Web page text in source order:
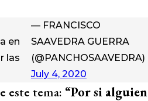
en
las
— FRANCISCO
SAAVEDRA GUERRA
(@PANCHOSAAVEDRA)
July 4, 2020
este tema: “Por si alguien